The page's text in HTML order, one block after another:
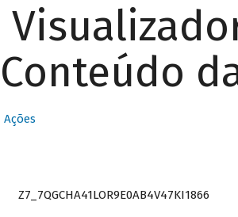
Conteúdo
Ações
Z7_7QGCHA41LOR9E0AB4V47KI1866